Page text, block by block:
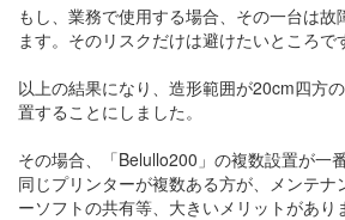
もし、業務で使用する場合、その一台は故
ます。そのリスクだけは避けたいところで
以上の結果になり、造形範囲が20cm四方
置することにしました。
その場合、「Belullo200」の複数設置が一
同じプリンターが複数ある方が、メンテナ
ーソフトの共有等、大きいメリットがあり